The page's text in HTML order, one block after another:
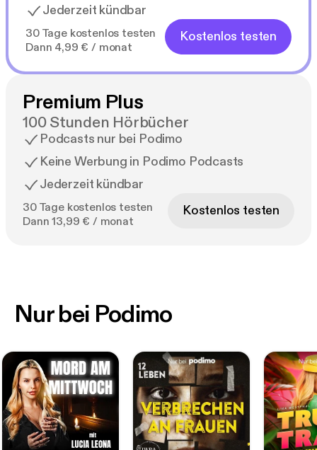
Jederzeit kündbar
30 Tage kostenlos testen
Dann 4,99 € / monat
Kostenlos testen
Premium Plus
100 Stunden Hörbücher
Podcasts nur bei Podimo
Keine Werbung in Podimo Podcasts
Jederzeit kündbar
30 Tage kostenlos testen
Dann 13,99 € / monat
Kostenlos testen
Nur bei Podimo